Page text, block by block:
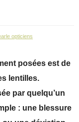
opticiens
posées est de
lentilles.
par quelqu’un
: une blessure